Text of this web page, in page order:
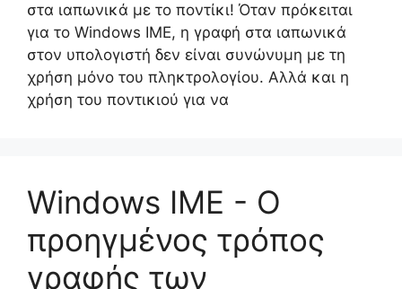
στα ιαπωνικά με το ποντίκι! Όταν πρόκειται
για το Windows IME, η γραφή στα ιαπωνικά
στον υπολογιστή δεν είναι συνώνυμη με τη
χρήση μόνο του πληκτρολογίου. Αλλά και η
χρήση του ποντικιού για να
Windows IME - Ο
προηγμένος τρόπος
γραφής των